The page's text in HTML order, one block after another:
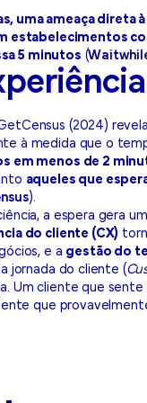
uma ameaça direta
estabelecimentos
5 minutos (
(2024)
à medida que o
em menos de 2
aqueles que
).
a espera gera
do cliente (CX)
e a gestão do
jornada do cliente (
Um cliente que
que